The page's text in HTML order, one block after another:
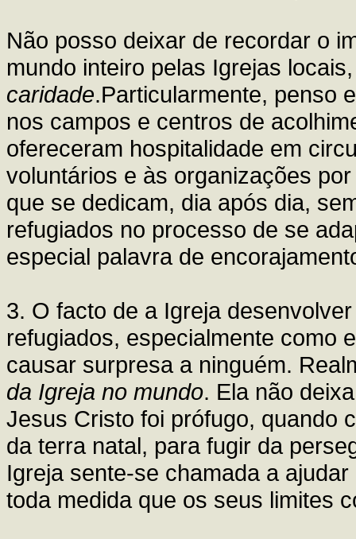
Não posso deixar de recordar o
mundo inteiro pelas Igrejas
caridade.Particularmente, penso
nos campos e centros de
ofereceram hospitalidade em
voluntários e às organizações
que se dedicam, dia após dia,
refugiados no processo de se
especial palavra de
3. O facto de a Igreja
refugiados, especialmente como
causar surpresa a ninguém.
da Igreja no mundo. Ela não
Jesus Cristo foi prófugo, quando
da terra natal, para fugir da
Igreja sente-se chamada a
toda medida que os seus limites